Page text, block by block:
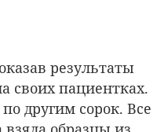
результаты
своих пациентках.
другим сорок. Все